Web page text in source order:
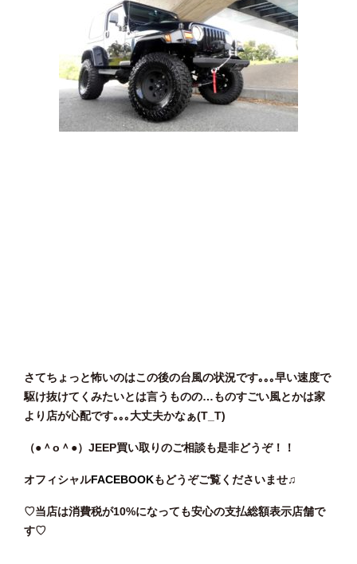
さてちょっと怖いのはこの後の台風の状況です｡｡｡早い速度で
駆け抜けてくみたいとは言うものの…ものすごい風とかは家
より店が心配です｡｡｡大丈夫かなぁ(T_T)
（●＾o ＾●）JEEP買い取りのご相談も是非どうぞ！！
オフィシャルFACEBOOKもどうぞご覧くださいませ♫
♡当店は消費税が10%になっても安心の支払総額表示店舗で
す♡